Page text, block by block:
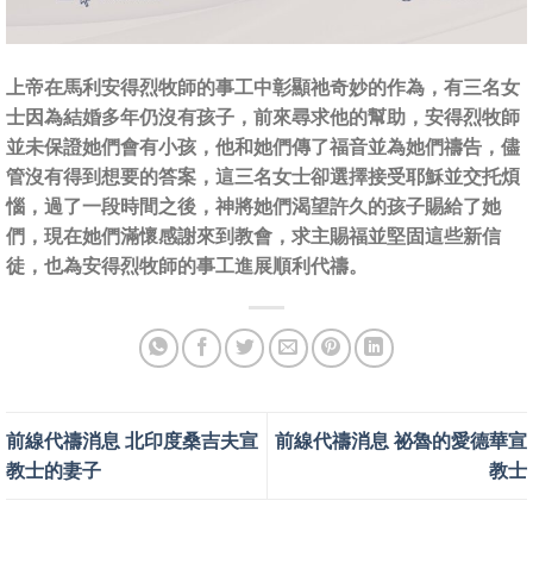
上帝在馬利安得烈牧師的事工中彰顯祂奇妙的作為，有三名女
士因為結婚多年仍沒有孩子，前來尋求他的幫助，安得烈牧師
並未保證她們會有小孩，他和她們傳了福音並為她們禱告，儘
管沒有得到想要的答案，這三名女士卻選擇接受耶穌並交托煩
惱，過了一段時間之後，神將她們渴望許久的孩子賜給了她
們，現在她們滿懷感謝來到教會，求主賜福並堅固這些新信
徒，也為安得烈牧師的事工進展順利代禱。
前線代禱消息 北印度桑吉夫宣
教士的妻子
前線代禱消息 祕魯的愛德華宣
教士